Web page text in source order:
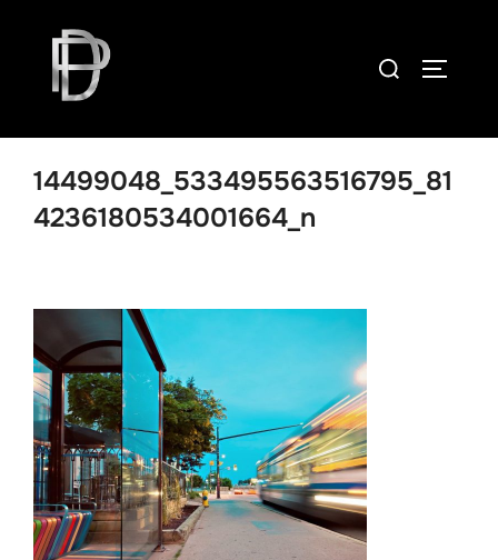
content
Search
14499048_533495563516795_81
4236180534001664_n